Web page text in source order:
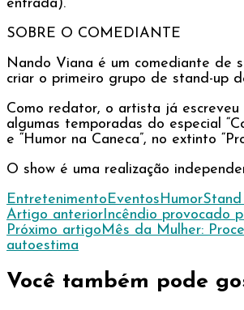
entrada).
SOBRE O COMEDIANTE
Nando Viana é um comediante de
criar o primeiro grupo de stand-up
Como redator, o artista já escreveu
algumas temporadas do especial
e “Humor na Caneca”, no extinto
O show é uma realização
EntretenimentoEventosHumorStand
Navegação
de
Artigo anteriorIncêndio provocado
Próximo artigoMês da Mulher:
autoestima
Você também pode